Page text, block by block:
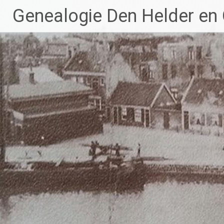
naar
de
inhoud
Genealogie Den Helder